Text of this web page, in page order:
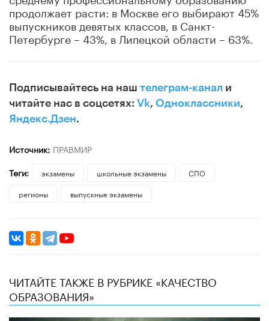
продолжает расти: в Москве его выбирают 45%
выпускников девятых классов, в Санкт-
Петербурге – 43%, в Липецкой области – 63%.
Подписывайтесь на наш телеграм-канал и
читайте нас в соцсетях: Vk, Одноклассники,
Яндекс.Дзен.
Источник: ПРАВМИР
Теги:
экзамены школьные экзамены
СПО
регионы
выпускные экзамены
ЧИТАЙТЕ ТАКЖЕ В РУБРИКЕ «КАЧЕСТВО
ОБРАЗОВАНИЯ»